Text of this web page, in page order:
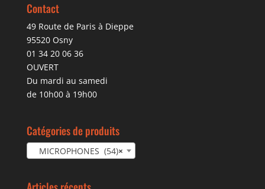
Contact
49 Route de Paris à Dieppe
95520 Osny
01 34 20 06 36
OUVERT
Du mardi au samedi
de 10h00 à 19h00
Catégories de produits
×
MICROPHONES (54)